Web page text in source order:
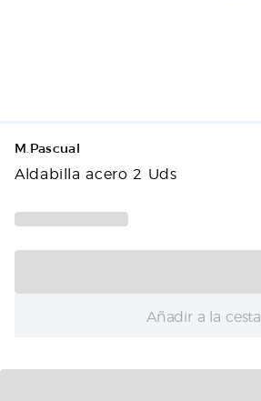
M.Pascual
Aldabilla acero 2 Uds
Añadir a la cesta